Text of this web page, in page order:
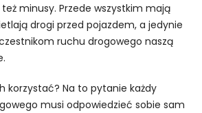
minusy. Przede wszystkim mają
drogi przed pojazdem, a jedynie
ruchu drogowego naszą
korzystać? Na to pytanie każdy
musi odpowiedzieć sobie sam